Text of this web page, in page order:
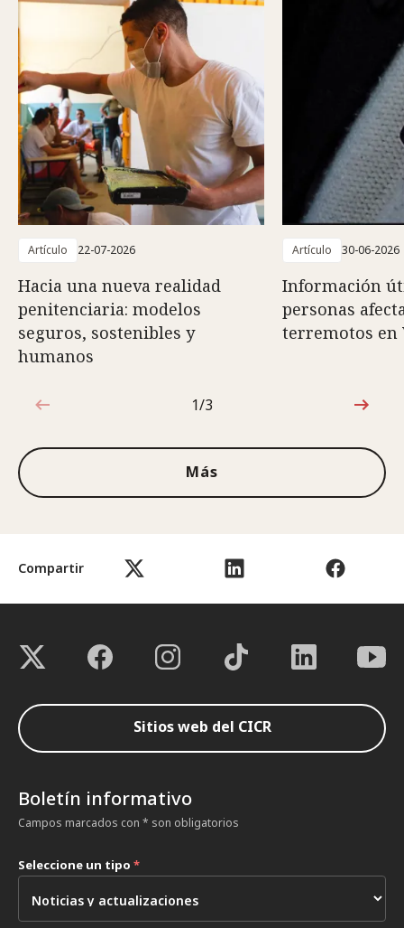
Compartir
Artículo 22-07-2026
Hacia una nueva realidad
penitenciaria: modelos
seguros, sostenibles y
humanos
Artículo 30-06-2026
Información
personas
terremotos en
1de3
1/3
Más
Sitios web del CICR
Boletín informativo
Campos marcados con * son obligatorios
Seleccione un tipo *